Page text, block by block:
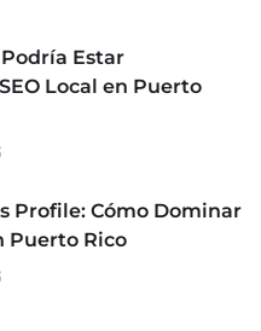
Estar
Local en Puerto
Profile: Cómo Dominar
Puerto Rico